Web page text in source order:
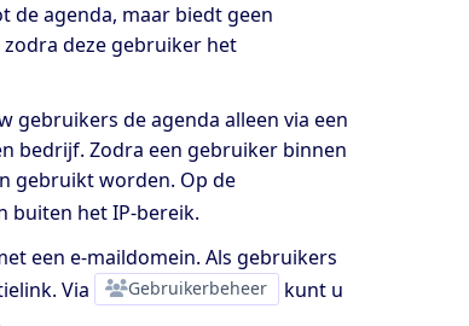
agenda, maar biedt geen
deze gebruiker het
gebruikers de agenda alleen via een
bedrijf. Zodra een gebruiker binnen
gebruikt worden. Op de
buiten het IP-bereik.
een e-maildomein. Als gebruikers
Via
Gebruikerbeheer
kunt u